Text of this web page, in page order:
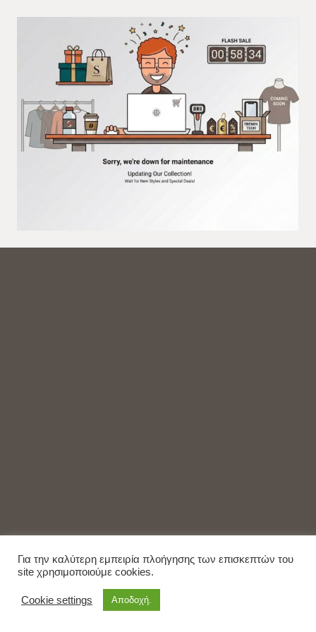
Για την καλύτερη εμπειρία πλοήγησης των επισκεπτών του
site χρησιμοποιούμε cookies.
Cookie settings Αποδοχή.